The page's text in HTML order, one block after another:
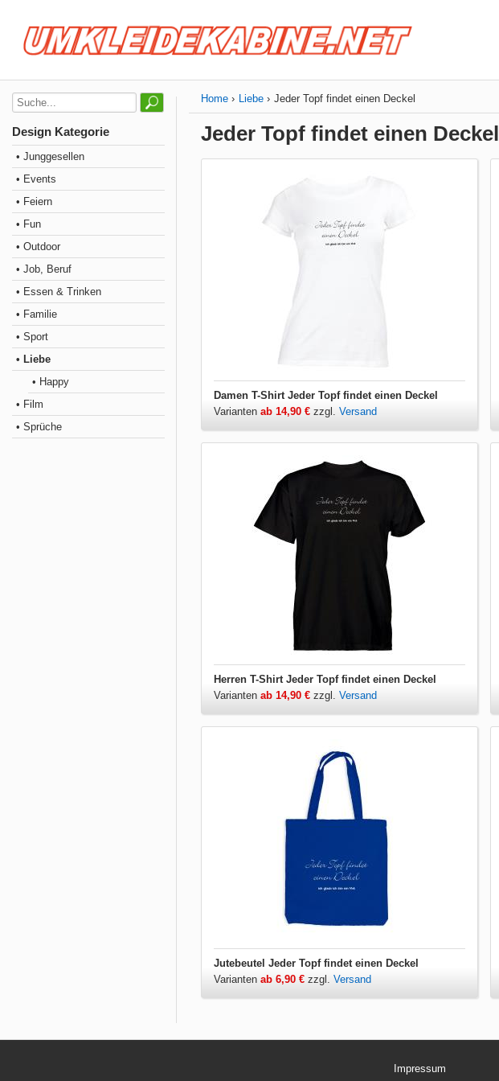
Design Kategorie
• Junggesellen
• Events
• Feiern
• Fun
• Outdoor
• Job, Beruf
• Essen & Trinken
• Familie
• Sport
• Liebe
• Happy
• Film
• Sprüche
Home Liebe Jeder Topf findet einen Deckel
Jeder Topf findet einen Deckel
Damen T-Shirt Jeder Topf findet einen Deckel
Varianten ab 14,90 € zzgl. Versand
Herren T-Shirt Jeder Topf findet einen Deckel
Varianten ab 14,90 € zzgl. Versand
Jutebeutel Jeder Topf findet einen Deckel
Varianten ab 6,90 € zzgl. Versand
Impressum